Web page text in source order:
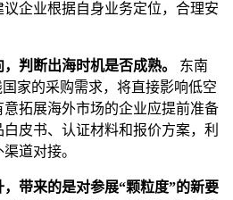
企业根据自身业务定位，合理安
判断出海时机是否成熟。
东南
家的采购需求，将直接影响低空
拓展海外市场的企业应提前准备
皮书、认证材料和报价方案，利
道对接。
，带来的是对参展“颗粒度”的新要